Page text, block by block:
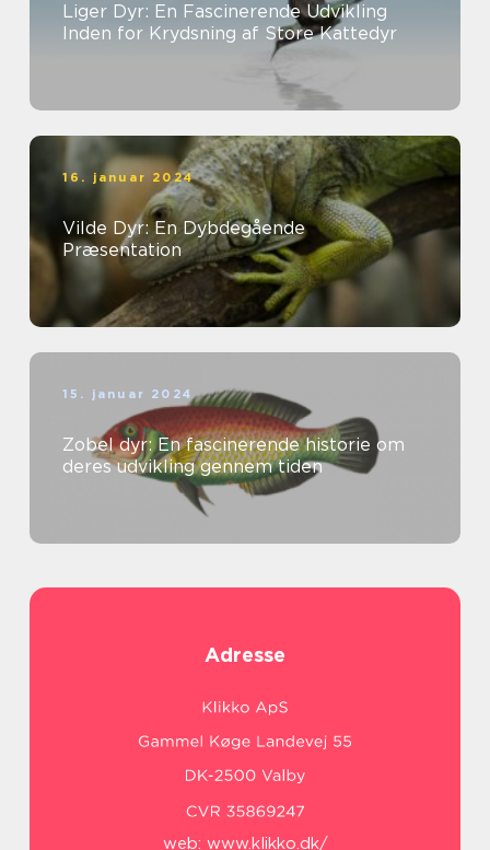
Liger Dyr: En Fascinerende Udvikling
Inden for Krydsning af Store Kattedyr
16. januar 2024
Vilde Dyr: En Dybdegående
Præsentation
15. januar 2024
Zobel dyr: En fascinerende historie om
deres udvikling gennem tiden
Adresse
web: www.klikko.dk/